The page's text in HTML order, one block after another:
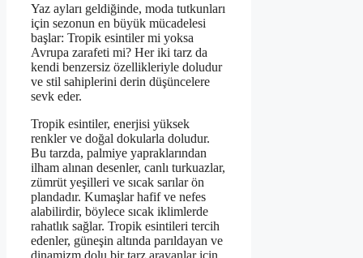
Yaz ayları geldiğinde, moda tutkunları
için sezonun en büyük mücadelesi
başlar: Tropik esintiler mi yoksa
Avrupa zarafeti mi? Her iki tarz da
kendi benzersiz özellikleriyle doludur
ve stil sahiplerini derin düşüncelere
sevk eder.
Tropik esintiler, enerjisi yüksek
renkler ve doğal dokularla doludur.
Bu tarzda, palmiye yapraklarından
ilham alınan desenler, canlı turkuazlar,
zümrüt yeşilleri ve sıcak sarılar ön
plandadır. Kumaşlar hafif ve nefes
alabilirdir, böylece sıcak iklimlerde
rahatlık sağlar. Tropik esintileri tercih
edenler, güneşin altında parıldayan ve
dinamizm dolu bir tarz arayanlar için